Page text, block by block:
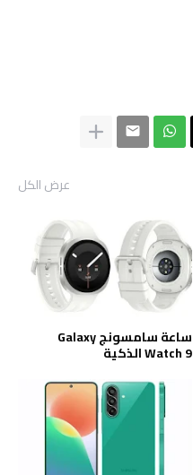
عرض الكل
ساعة سامسونج Galaxy
Watch 9 الذكية